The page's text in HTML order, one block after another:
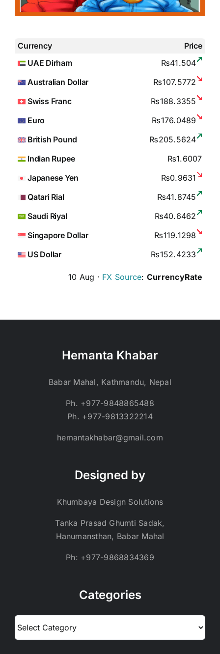
Currency
Price
UAE Dirham
₨41.504
Australian Dollar
₨107.5772
Swiss Franc
₨188.3355
Euro
₨176.0489
British Pound
₨205.5624
Indian Rupee
₨1.6007
Japanese Yen
₨0.9631
Qatari Rial
₨41.8745
Saudi Riyal
₨40.6462
Singapore Dollar
₨119.1298
US Dollar
₨152.4233
10 Aug · FX Source: CurrencyRate
Hemanta Khabar
Babar Mahal, Kathmandu, Nepal
Ph. +977-9848865488
Ph. +977-9813322214
hemantakhabar@gmail.com
Designed by
Khumbaya Design Solutions
Tanka Prasad Ghumti Sadak,
Hanumansthan, Babar Mahal
Ph: +977-9868834369
Categories
Categories